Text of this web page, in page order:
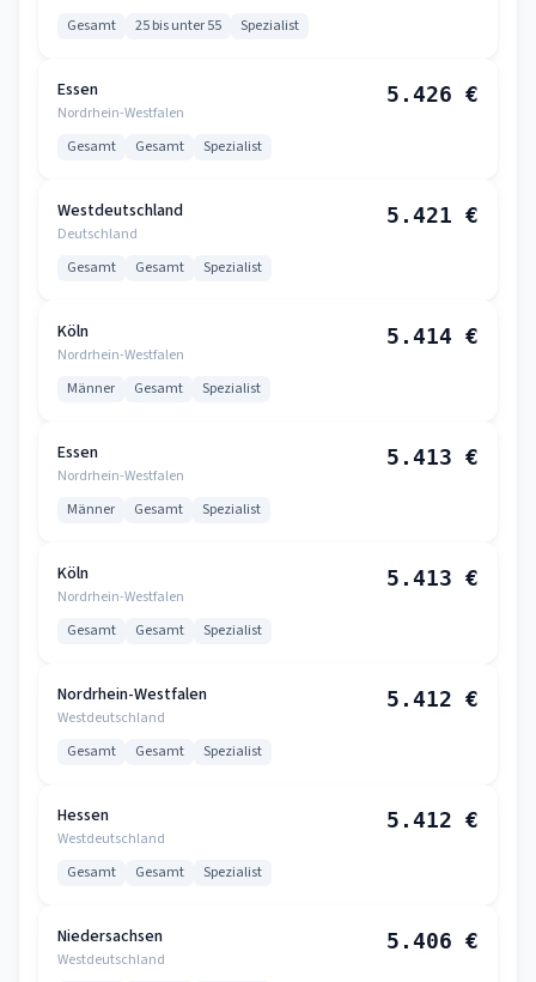
Gesamt
25 bis unter 55 Spezialist
Essen
Nordrhein-Westfalen
5.426 €
Gesamt Gesamt Spezialist
Westdeutschland
Deutschland
5.421 €
Gesamt Gesamt Spezialist
Köln
Nordrhein-Westfalen
5.414 €
Männer Gesamt Spezialist
Essen
Nordrhein-Westfalen
5.413 €
Männer Gesamt Spezialist
Köln
Nordrhein-Westfalen
5.413 €
Gesamt Gesamt Spezialist
Nordrhein-Westfalen
Westdeutschland
5.412 €
Gesamt Gesamt Spezialist
Hessen
Westdeutschland
5.412 €
Gesamt Gesamt Spezialist
Niedersachsen
Westdeutschland
5.406 €